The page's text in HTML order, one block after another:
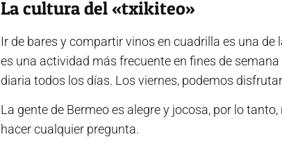
La cultura del «txikiteo»
Ir de bares y compartir vinos en cuadrilla es una
es una actividad más frecuente en fines de
diaria todos los días. Los viernes, podemos
La gente de Bermeo es alegre y jocosa, por lo
hacer cualquier pregunta.